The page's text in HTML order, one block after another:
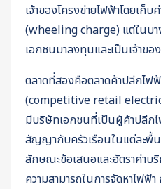
เจ้าของโครงข่ายไฟฟ้าโดยเก็บ
(wheeling charge) แต่ในบา
เอกชนมาลงทุนและเป็นเจ้าขอ
ตลาดที่สองคือตลาดค้าปลีกไฟ
(competitive retail
มีบริษัทเอกชนที่เป็นผู้ค้าปลีกไ
สัญญากับครัวเรือนในแต่ละพื้
ลักษณะข้อเสนอและอัตราค่าบ
ความสามารถในการจัดหาไฟฟ้